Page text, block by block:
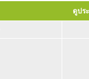
ดูปร